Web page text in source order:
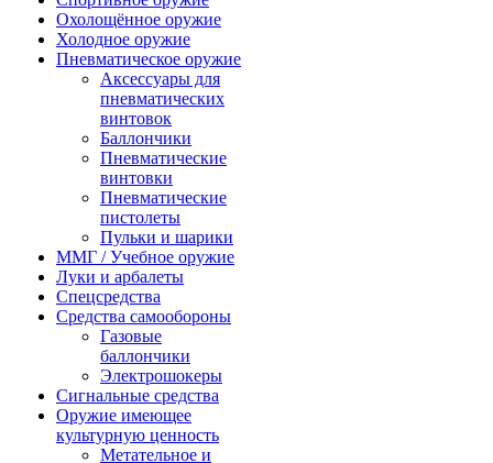
Охолощённое оружие
Холодное оружие
Пневматическое оружие
Аксессуары для
пневматических
винтовок
Баллончики
Пневматические
винтовки
Пневматические
пистолеты
Пульки и шарики
ММГ / Учебное оружие
Луки и арбалеты
Спецсредства
Средства самообороны
Газовые
баллончики
Электрошокеры
Сигнальные средства
Оружие имеющее
культурную ценность
Метательное и